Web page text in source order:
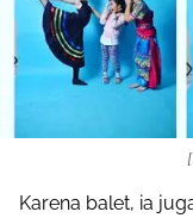
Karena balet, ia